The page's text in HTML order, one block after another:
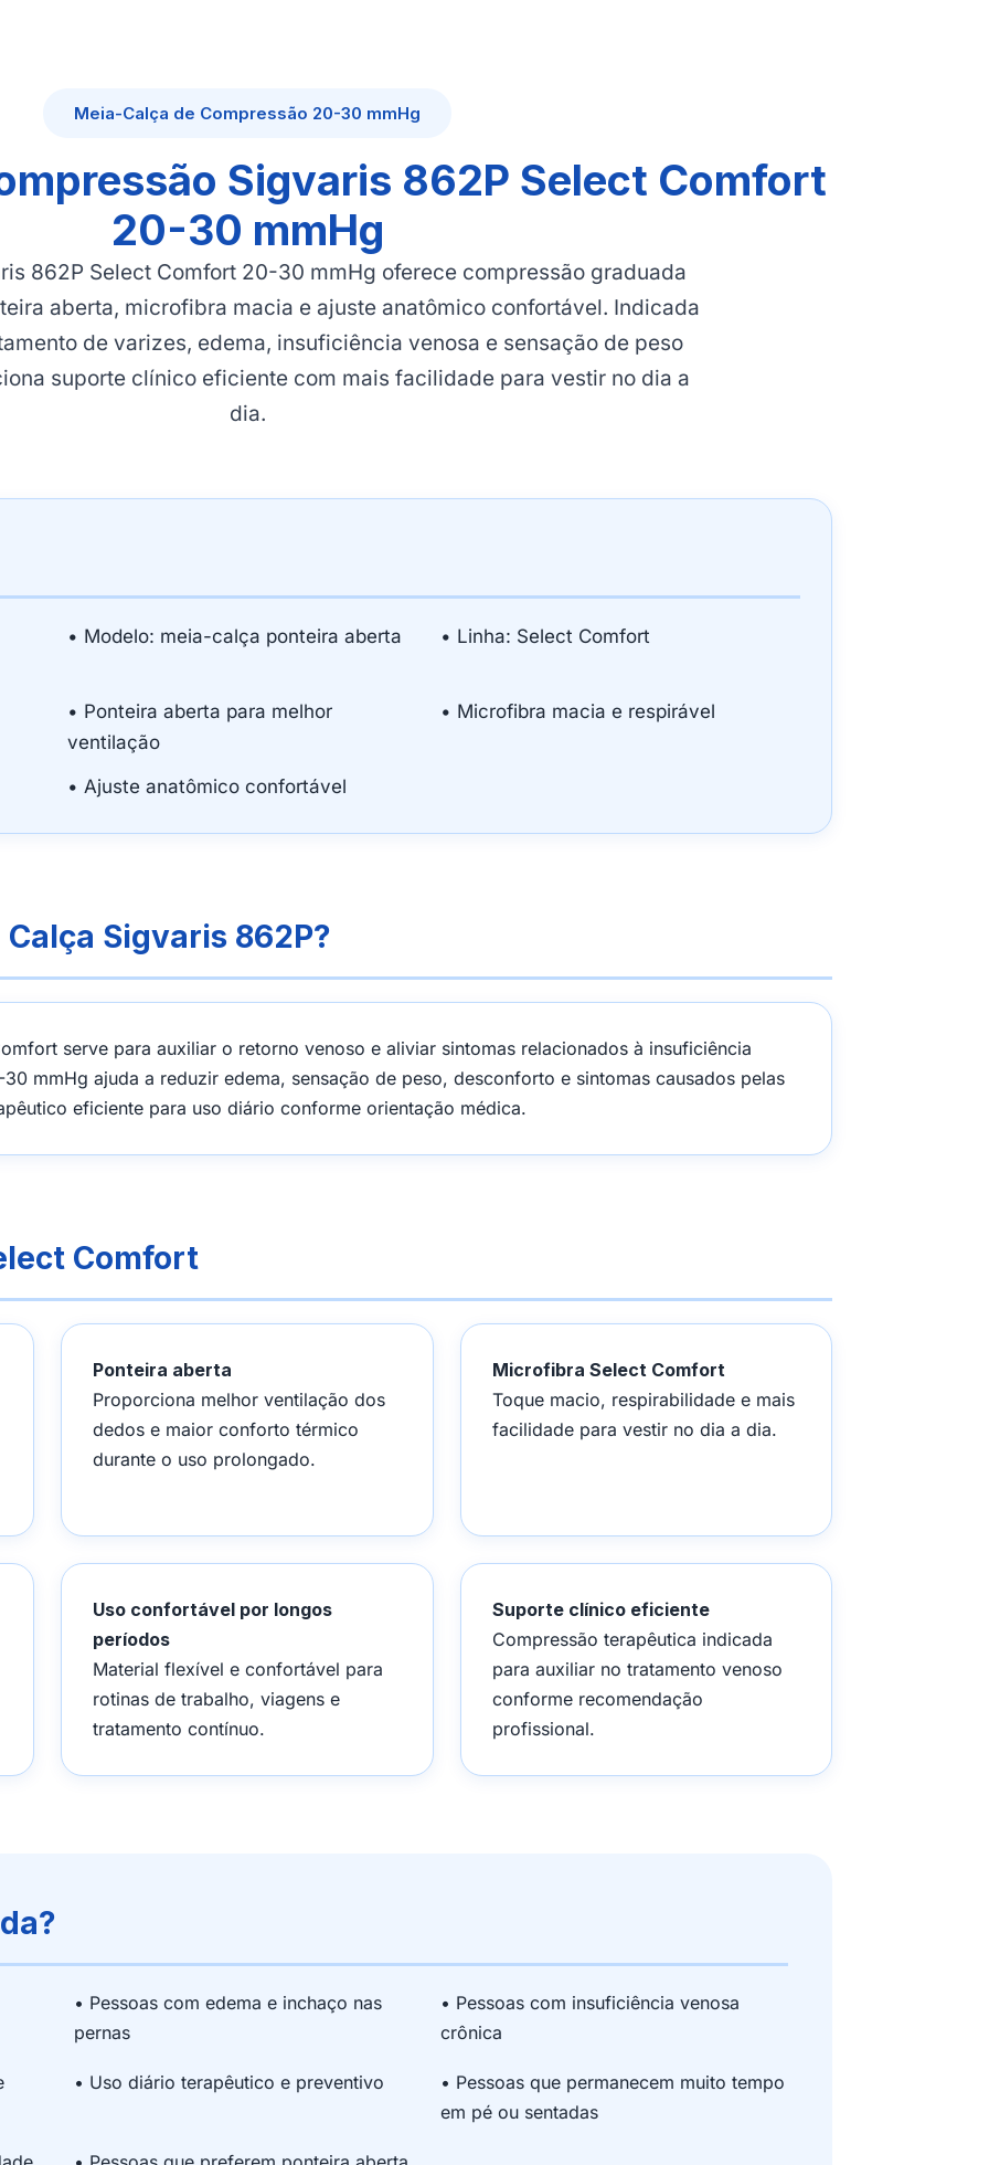
Meia-Calça de Compressão 20-30 mmHg
Sigvaris 862P Select Comfort
20-30 mmHg
862P Select Comfort 20-30 mmHg oferece compressão graduada
aberta, microfibra macia e ajuste anatômico confortável. Indicada
de varizes, edema, insuficiência venosa e sensação de peso
suporte clínico eficiente com mais facilidade para vestir no dia a
dia.
• Modelo: meia-calça ponteira aberta • Linha: Select Comfort
• Ponteira aberta para melhor
ventilação
• Microfibra macia e respirável
• Ajuste anatômico confortável
Sigvaris 862P?
serve para auxiliar o retorno venoso e aliviar sintomas relacionados à insuficiência
mmHg ajuda a reduzir edema, sensação de peso, desconforto e sintomas causados pelas
eficiente para uso diário conforme orientação médica.
Comfort
Ponteira aberta
Proporciona melhor ventilação dos
dedos e maior conforto térmico
durante o uso prolongado.
Microfibra Select Comfort
Toque macio, respirabilidade e mais
facilidade para vestir no dia a dia.
Uso confortável por longos
períodos
Material flexível e confortável para
rotinas de trabalho, viagens e
tratamento contínuo.
Suporte clínico eficiente
Compressão terapêutica indicada
para auxiliar no tratamento venoso
conforme recomendação
profissional.
• Pessoas com edema e inchaço nas
pernas
• Pessoas com insuficiência venosa
crônica
• Uso diário terapêutico e preventivo
• Pessoas que permanecem muito tempo
em pé ou sentadas